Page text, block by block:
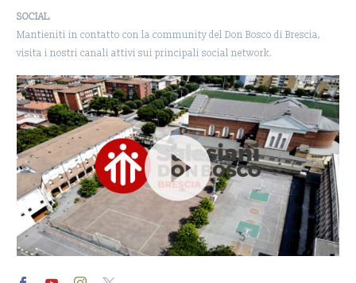
SOCIAL
Mantieniti in contatto con la community del Don Bosco di Brescia,
visita i nostri canali attivi sui principali social network.
Player